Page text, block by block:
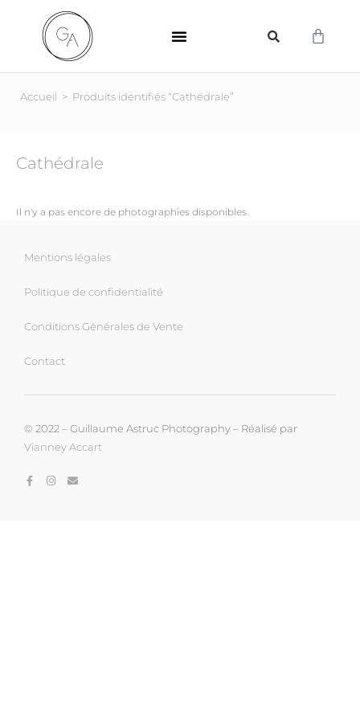
Accueil > Produits identifiés “Cathédrale”
Cathédrale
Il n'y a pas encore de photographies disponibles.
Mentions légales
Politique de confidentialité
Conditions Générales de Vente
Contact
© 2022 – Guillaume Astruc Photography – Réalisé par
Vianney Accart